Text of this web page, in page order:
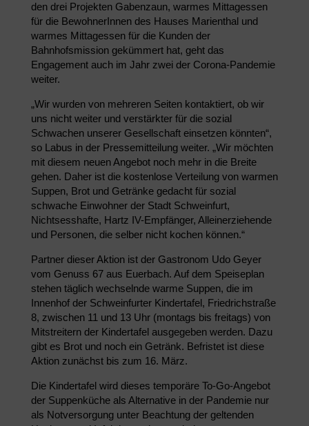
den drei Projekten Gabenzaun, warmes Mittagessen
für die BewohnerInnen des Hauses Marienthal und
warmes Mittagessen für die Kunden der
Bahnhofsmission gekümmert hat, geht das
Engagement auch im Jahr zwei der Corona-Pandemie
weiter.
„Wir wurden von mehreren Seiten kontaktiert, ob wir
uns nicht weiter und verstärkter für die sozial
Schwachen unserer Gesellschaft einsetzen könnten“,
so Labus in der Pressemitteilung weiter. „Wir möchten
mit diesem neuen Angebot noch mehr in die Breite
gehen. Daher ist die kostenlose Verteilung von warmen
Suppen, Brot und Getränke gedacht für sozial
schwache Einwohner der Stadt Schweinfurt,
Nichtsesshafte, Hartz IV-Empfänger, Alleinerziehende
und Personen, die selber nicht kochen können.“
Partner dieser Aktion ist der Gastronom Udo Geyer
vom Genuss 67 aus Euerbach. Auf dem Speiseplan
stehen täglich wechselnde warme Suppen, die im
Innenhof der Schweinfurter Kindertafel, Friedrichstraße
8, zwischen 11 und 13 Uhr (montags bis freitags) von
Mitstreitern der Kindertafel ausgegeben werden. Dazu
gibt es Brot und noch ein Getränk. Befristet ist diese
Aktion zunächst bis zum 16. März.
Die Kindertafel wird dieses temporäre To-Go-Angebot
der Suppenküche als Alternative in der Pandemie nur
als Notversorgung unter Beachtung der geltenden